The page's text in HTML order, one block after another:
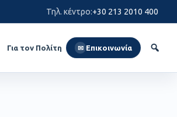
Τηλ. κέντρο:+30 213 2010 400
Για τον Πολίτη ✉ Επικοινωνία